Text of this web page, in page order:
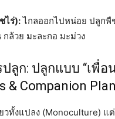
ไร่):ไกลออกไปหน่อย ปลูกพื
กล้วย มะละกอ มะม่วง
ลูก: ปลูกแบบ “เพื่อ
& Companion
ทั้งแปลง (Monoculture) แ